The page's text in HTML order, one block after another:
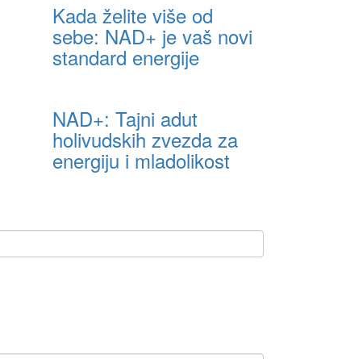
Kada želite više od
sebe: NAD+ je vaš novi
standard energije
NAD+: Tajni adut
holivudskih zvezda za
energiju i mladolikost